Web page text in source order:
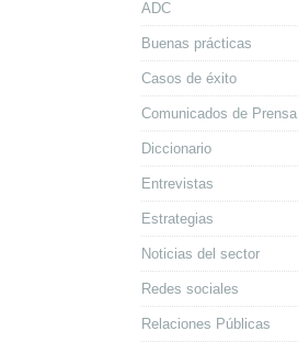
ADC
Buenas prácticas
Casos de éxito
Comunicados de Prensa
Diccionario
Entrevistas
Estrategias
Noticias del sector
Redes sociales
Relaciones Públicas